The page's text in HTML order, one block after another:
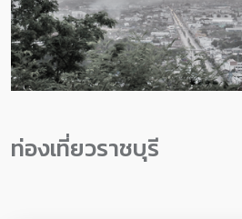
ท่องเที่ยวราชบุรี